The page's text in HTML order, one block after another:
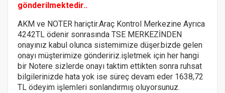
gönderilmektedir..
AKM ve NOTER hariçtir.Araç Kontrol Merkezine Ayrıca
4242TL ödenir sonrasında TSE MERKEZİNDEN
onayınız kabul olunca sistemimize düşer.bizde gelen
onayı müşterimize göndeririz.işletmek için her hangi
bir Notere sizlerde onayı taktim ettikten sonra ruhsat
bilgilerinizde hata yok ise süreç devam eder 1638,72
TL ödeyim işlemleri sonlandırmış oluyorsunuz.